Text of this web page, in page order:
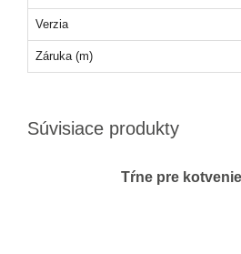
Verzia
Záruka (m)
Súvisiace produkty
Tŕne pre